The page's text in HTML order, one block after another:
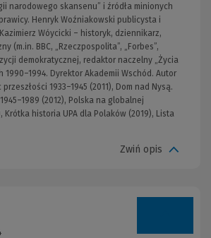
narodowego skansenu” i źródła minionych
Henryk Woźniakowski publicysta i
Wóycicki – historyk, dziennikarz,
(m.in. BBC, „Rzeczpospolita”, „Forbes”,
demokratycznej, redaktor naczelny „Życia
1990–1994. Dyrektor Akademii Wschód. Autor
1933–1945 (2011), Dom nad Nysą.
(2012), Polska na globalnej
Krótka historia UPA dla Polaków (2019), Lista
Zwiń opis